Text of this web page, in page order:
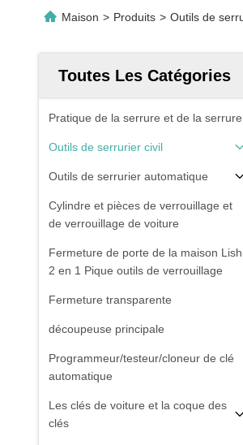
Maison > Produits > Outils de
Toutes Les Catégories
Pratique de la serrure et de la serrure
Outils de serrurier civil
Outils de serrurier automatique
Cylindre et pièces de verrouillage et
de verrouillage de voiture
Fermeture de porte de la maison
2 en 1 Pique outils de verrouillage
Fermeture transparente
découpeuse principale
Programmeur/testeur/cloneur de clé
automatique
Les clés de voiture et la coque des
clés